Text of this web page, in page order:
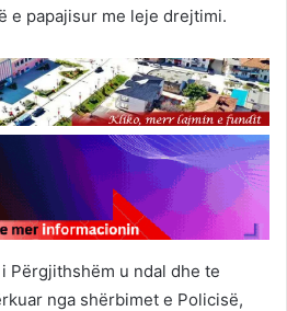
e papajisur me leje drejtimi.
Përgjithshëm u ndal dhe te
nga shërbimet e Policisë,